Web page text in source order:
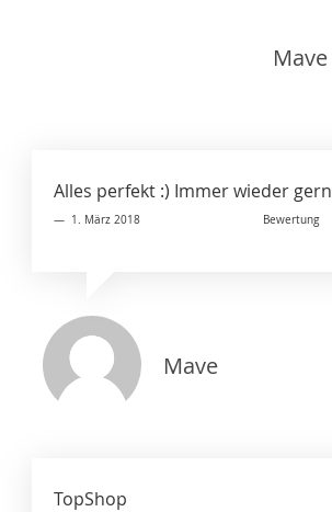
Mave
Alles perfekt :) Immer wieder gern
1. März 2018
Bewertung
Mave
TopShop